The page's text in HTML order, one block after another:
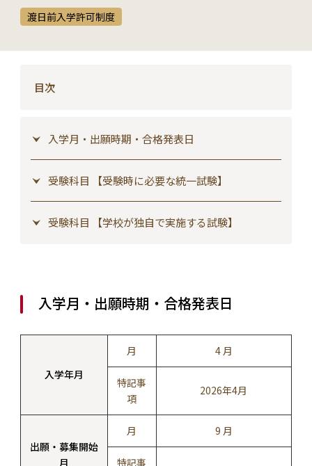
渡日前入学許可制度
目次
入学月・出願時期・合格発表日
受験科目 【受験時に必要な統一試験】
受験科目 【学校が独自で実施する試験】
入学月・出願時期・合格発表日
入学年月
月 4 月
特記事
項
2026年4月
出願・募集開始
月
月 9 月
特記事